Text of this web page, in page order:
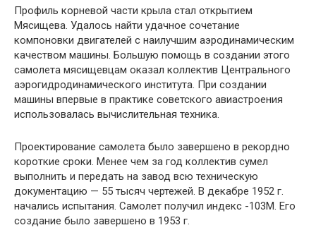
Профиль корневой части крыла стал открытием
Мясищева. Удалось найти удачное сочетание
компоновки двигателей с наилучшим аэродинамическим
качеством машины. Большую помощь в создании этого
самолета мясищевцам оказал коллектив Центрального
аэрогидродинамического института. При создании
машины впервые в практике советского авиастроения
использовалась вычислительная техника.
Проектирование самолета было завершено в рекордно
короткие сроки. Менее чем за год коллектив сумел
выполнить и передать на завод всю техническую
документацию — 55 тысяч чертежей. В декабре 1952 г.
начались испытания. Самолет получил индекс -103М. Его
создание было завершено в 1953 г.